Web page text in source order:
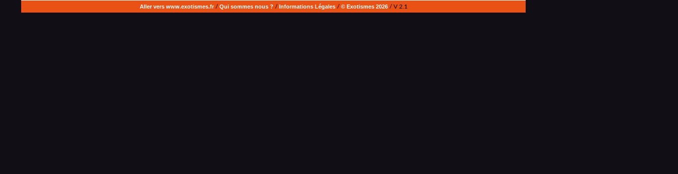
Aller vers www.exotismes.fr/ Qui sommes nous ? / Informations Légales/ © Exotismes 2026/ V 2.1